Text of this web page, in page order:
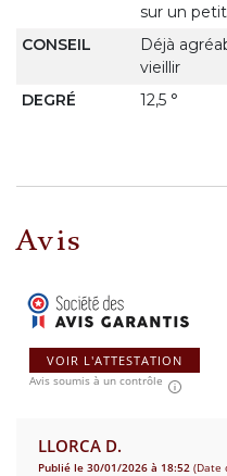
sur un
CONSEIL
Déjà
vieillir
DEGRÉ
12,5 °
Avis
VOIR L'ATTESTATION
Avis soumis à un contrôle
LLORCA D.
Publié le 30/01/2026 à 18:52 (Date